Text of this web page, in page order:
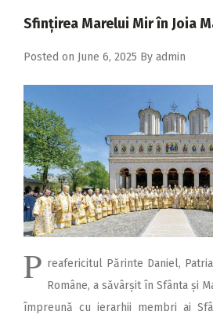
2017
2016
2015
2014
2013
2012
2011
2010
2009
Sfințirea Marelui Mir în Joia
Posted on June 6, 2025 By admin
P reafericitul Părinte Daniel,
Române, a săvârșit în Sfânta și
împreună cu ierarhii membri ai